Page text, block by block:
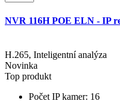
NVR 116H POE ELN - IP
H.265, Inteligentní analýza
Novinka
Top produkt
Počet IP kamer: 16